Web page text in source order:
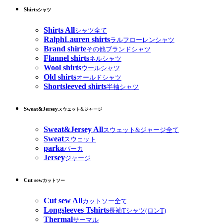
Shirtsシャツ
Shirts Allシャツ全て
RalphLauren shirtsラルフローレンシャツ
Brand shirteその他ブランドシャツ
Flannel shirtsネルシャツ
Wool shirtsウールシャツ
Old shirtsオールドシャツ
Shortsleeved shirts半袖シャツ
Sweat&Jerseyスウェット&ジャージ
Sweat&Jersey Allスウェット&ジャージ全て
Sweatスウェット
parkaパーカ
Jerseyジャージ
Cut sewカットソー
Cut sew Allカットソー全て
Longsleeves Tshirts長袖Tシャツ(ロンT)
Thermalサーマル